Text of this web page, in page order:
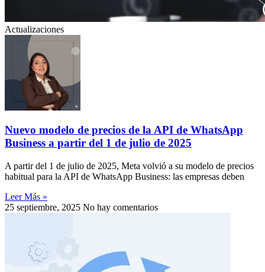
Actualizaciones
Nuevo modelo de precios de la API de WhatsApp
Business a partir del 1 de julio de 2025
A partir del 1 de julio de 2025, Meta volvió a su modelo de precios
habitual para la API de WhatsApp Business: las empresas deben
Leer Más »
25 septiembre, 2025 No hay comentarios